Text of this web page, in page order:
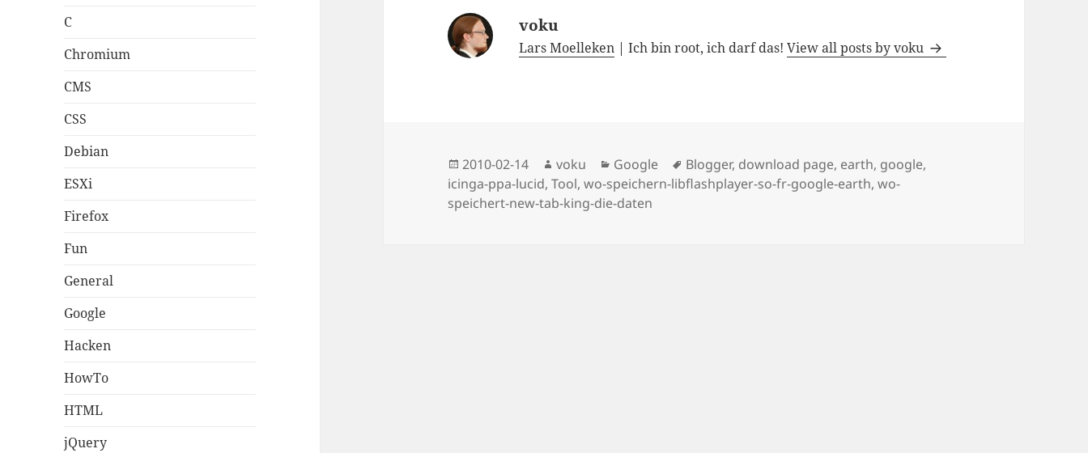
C
Chromium
CMS
CSS
Debian
ESXi
Firefox
Fun
General
Google
Hacken
HowTo
HTML
jQuery
voku
Lars Moelleken | Ich bin root, ich darf das!View all posts by voku
Posted
on
2010-02-14 Author
voku Categories
Google Tags
Blogger, download page, earth, google,
icinga-ppa-lucid,Tool,wo-speichern-libflashplayer-so-fr-google-earth,wo-
speichert-new-tab-king-die-daten